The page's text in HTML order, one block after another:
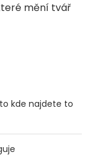
mění tvář
kde najdete to